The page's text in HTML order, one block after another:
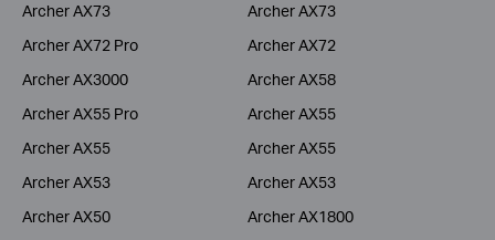
Archer AX73
Archer AX73
Archer AX72 Pro
Archer AX72
Archer AX3000
Archer AX58
Archer AX55 Pro
Archer AX55
Archer AX55
Archer AX55
Archer AX53
Archer AX53
Archer AX50
Archer AX1800